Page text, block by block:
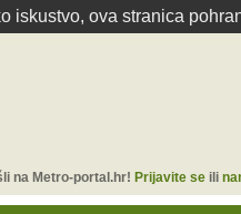
iskustvo, ova stranica
na Metro-portal.hr! Prijavite seili